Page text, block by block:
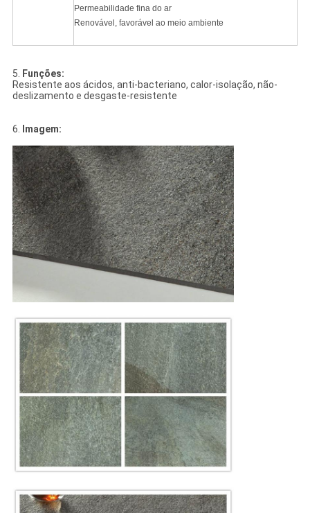
Permeabilidade fina do ar
Renovável, favorável ao meio ambiente
5. Funções:
Resistente aos ácidos, anti-bacteriano, calor-isolação, não-
deslizamento e desgaste-resistente
6. Imagem: